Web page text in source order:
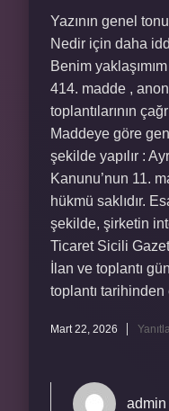
Yazının genel
Nedir için daha
Benim
414. madde ,
toplantılarının
Maddeye göre
şekilde yapılır :
Kanunu’nun 11.
hükmü saklıdır.
şekilde, şirketin
Ticaret Sicili
İlan ve toplantı
toplantı
Mart 22, 2026
admin